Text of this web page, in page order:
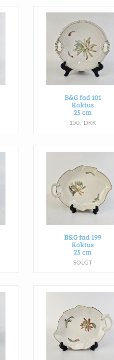
B&G fad 101
Kaktus
25 cm
150,- DKK
B&G fad 199
Kaktus
25 cm
SOLGT